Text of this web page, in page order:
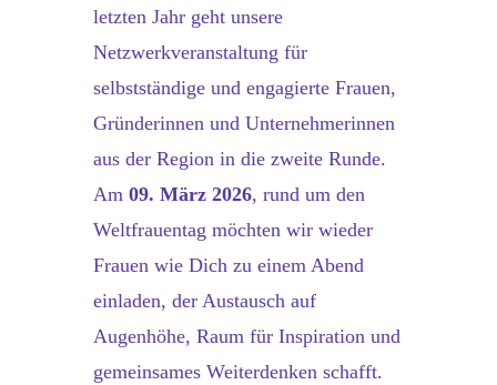
letzten Jahr geht unsere
Netzwerkveranstaltung für
selbstständige und engagierte Frauen,
Gründerinnen und Unternehmerinnen
aus der Region in die zweite Runde.
Am 09. März 2026, rund um den
Weltfrauentag möchten wir wieder
Frauen wie Dich zu einem Abend
einladen, der Austausch auf
Augenhöhe, Raum für Inspiration und
gemeinsames Weiterdenken schafft.